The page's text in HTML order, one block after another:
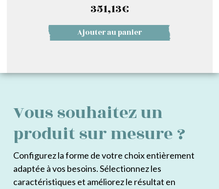
351,13€
Ajouter au panier
Vous souhaitez un
produit sur mesure ?
Configurez la forme de votre choix entièrement
adaptée à vos besoins. Sélectionnez les
caractéristiques et améliorez le résultat en